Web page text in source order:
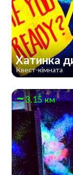
Хатинка
Квест-кімната
3.15 км